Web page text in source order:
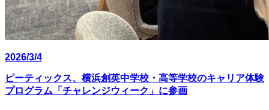
2026/3/4
ピーティックス、横浜創英中学校・高等学校のキャリア体験
プログラム「チャレンジウィーク」に参画